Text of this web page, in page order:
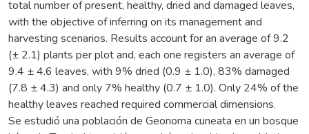
total number of present, healthy, dried and damaged leaves,
with the objective of inferring on its management and
harvesting scenarios. Results account for an average of 9.2
(± 2.1) plants per plot and, each one registers an average of
9.4 ± 4.6 leaves, with 9% dried (0.9 ± 1.0), 83% damaged
(7.8 ± 4.3) and only 7% healthy (0.7 ± 1.0). Only 24% of the
healthy leaves reached required commercial dimensions.
Se estudió una población de Geonoma cuneata en un bosque